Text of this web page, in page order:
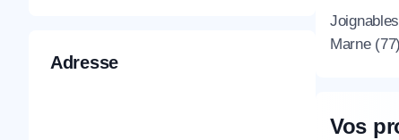
Adresse
Joignables
Marne
Vos